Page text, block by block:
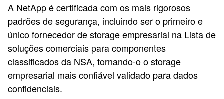
A NetApp é certificada com os mais rigorosos
padrões de segurança, incluindo ser o primeiro e
único fornecedor de storage empresarial na Lista de
soluções comerciais para componentes
classificados da NSA, tornando-o o storage
empresarial mais confiável validado para dados
confidenciais.